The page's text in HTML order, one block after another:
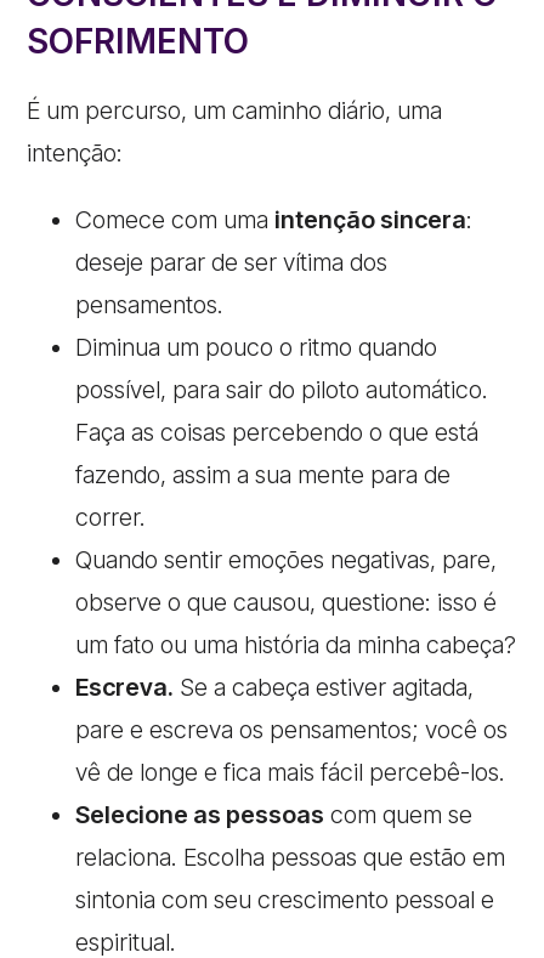
SOFRIMENTO
É um percurso, um caminho diário, uma
intenção:
Comece com uma intenção sincera:
deseje parar de ser vítima dos
pensamentos.
Diminua um pouco o ritmo quando
possível, para sair do piloto automático.
Faça as coisas percebendo o que está
fazendo, assim a sua mente para de
correr.
Quando sentir emoções negativas, pare,
observe o que causou, questione: isso é
um fato ou uma história da minha cabeça?
Escreva. Se a cabeça estiver agitada,
pare e escreva os pensamentos; você os
vê de longe e fica mais fácil percebê-los.
Selecione as pessoas com quem se
relaciona. Escolha pessoas que estão em
sintonia com seu crescimento pessoal e
espiritual.